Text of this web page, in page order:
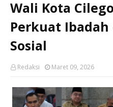
Wali Kota
Perkuat
Sosial
Redaksi Maret 09, 2026